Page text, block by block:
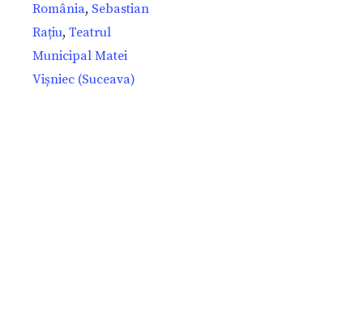
România, Sebastian
Rațiu, Teatrul
Municipal Matei
Vișniec (Suceava)